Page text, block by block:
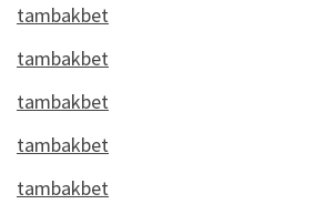
tambakbet
tambakbet
tambakbet
tambakbet
tambakbet